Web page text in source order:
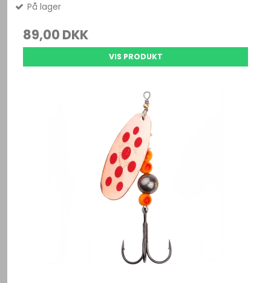
På lager
89,00 DKK
VIS PRODUKT